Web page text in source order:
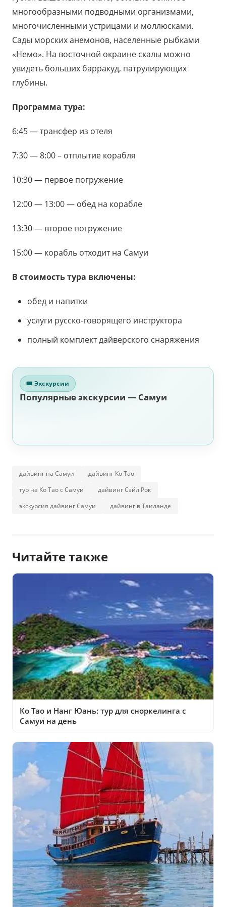
многообразными подводными организмами,
многочисленными устрицами и моллюсками.
Сады морских анемонов, населенные рыбками
«Немо». На восточной окраине скалы можно
увидеть больших барракуд, патрулирующих
глубины.
Программа тура:
6:45 — трансфер из отеля
7:30 — 8:00 – отплытие корабля
10:30 — первое погружение
12:00 — 13:00 — обед на корабле
13:30 — второе погружение
15:00 — корабль отходит на Самуи
В стоимость тура включены:
обед и напитки
услуги русско-говорящего инструктора
полный комплект дайверского снаряжения
🎟 Экскурсии
Популярные экскурсии — Самуи
дайвинг на Самуи
дайвинг Ко Тао
тур на Ко Тао с Самуи
дайвинг Сэйл Рок
экскурсия дайвинг Самуи
дайвинг в Таиланде
Читайте также
Ко Тао и Нанг Юань: тур для сноркелинга с
Самуи на день